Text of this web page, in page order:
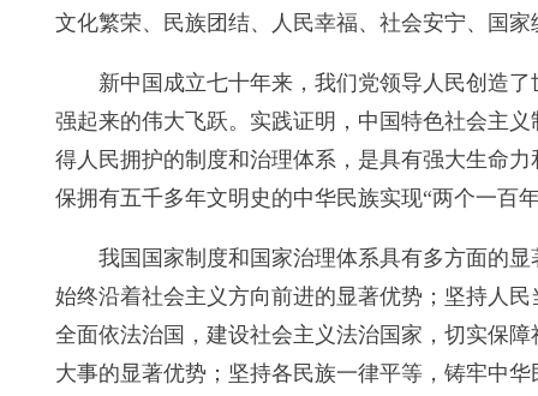
文化繁荣、民族团结、人民幸福、社会安宁、国
新中国成立七十年来，我们党领导人民创造
强起来的伟大飞跃。实践证明，中国特色社会主
得人民拥护的制度和治理体系，是具有强大生命
保拥有五千多年文明史的中华民族实现“两个一百
我国国家制度和国家治理体系具有多方面的
始终沿着社会主义方向前进的显著优势；坚持人
全面依法治国，建设社会主义法治国家，切实保
大事的显著优势；坚持各民族一律平等，铸牢中